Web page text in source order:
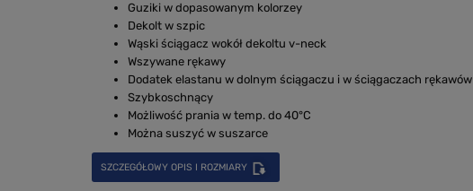
Guziki w dopasowanym kolorzey
Dekolt w szpic
Wąski ściągacz wokół dekoltu v-neck
Wszywane rękawy
Dodatek elastanu w dolnym ściągaczu i w ściągaczach rękawów
Szybkoschnący
Możliwość prania w temp. do 40°C
Można suszyć w suszarce
SZCZEGÓŁOWY OPIS I ROZMIARY